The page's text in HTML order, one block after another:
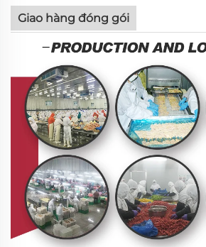
Giao hàng đóng gói